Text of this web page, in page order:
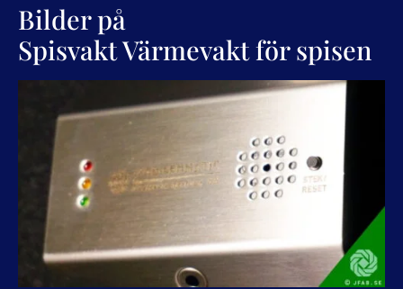
Bilder på
Spisvakt Värmevakt för spisen